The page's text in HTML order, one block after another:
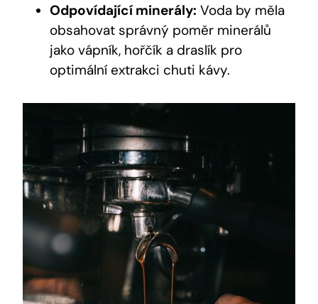
Odpovídající minerály: Voda by měla
obsahovat správný poměr minerálů
jako vápník, hořčík a draslík pro
optimální extrakci chuti kávy.